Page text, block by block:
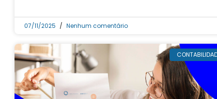
07/11/2025 Nenhum comentário